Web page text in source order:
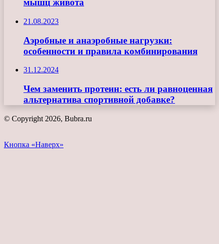
мышц живота
21.08.2023
Аэробные и анаэробные нагрузки:
особенности и правила комбинирования
31.12.2024
Чем заменить протеин: есть ли равноценная
альтернатива спортивной добавке?
© Copyright 2026, Bubra.ru
Кнопка «Наверх»